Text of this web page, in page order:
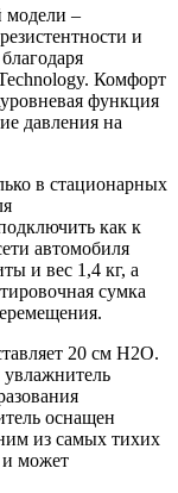
модели –
и
Комфорт
функция
давления на
в стационарных
как к
автомобиля
и вес 1,4 кг, а
сумка
20 см H2O.
увлажнитель
оснащен
из самых тихих
и может